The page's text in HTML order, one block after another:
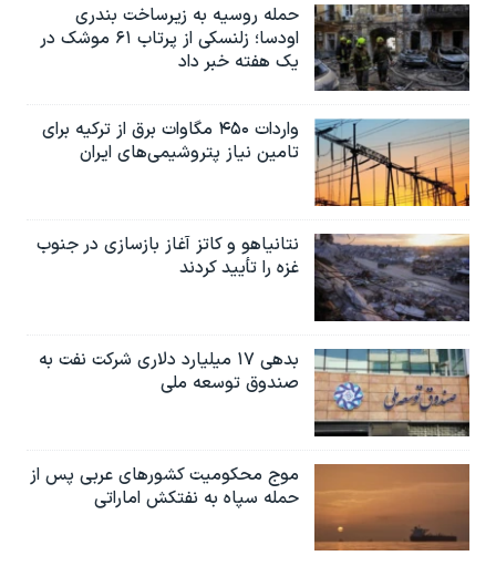
حمله روسیه به زیرساخت بندری
اودسا؛ زلنسکی از پرتاب ۶۱ موشک در
یک هفته خبر داد
واردات ۴۵۰ مگاوات برق از ترکیه برای
تامین نیاز پتروشیمی‌های ایران
نتانیاهو و کاتز آغاز بازسازی در جنوب
غزه را تأیید کردند
بدهی ۱۷ میلیارد دلاری شرکت نفت به
صندوق توسعه ملی
موج محکومیت کشورهای عربی پس از
حمله سپاه به نفتکش اماراتی